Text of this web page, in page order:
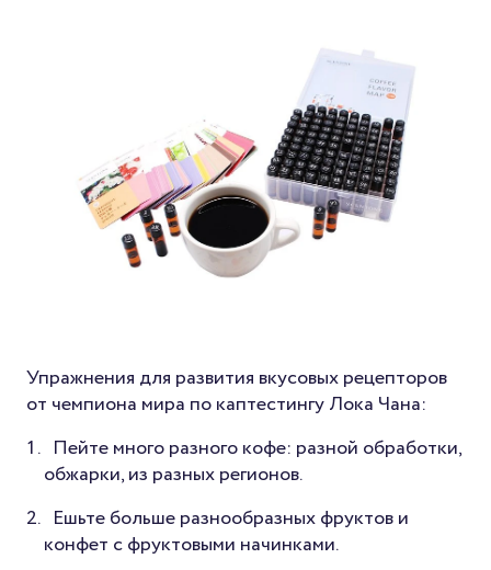
Упражнения для развития вкусовых рецепторов
от чемпиона мира по каптестингу Лока Чана:
Пейте много разного кофе: разной обработки,
обжарки, из разных регионов.
Ешьте больше разнообразных фруктов и
конфет с фруктовыми начинками.